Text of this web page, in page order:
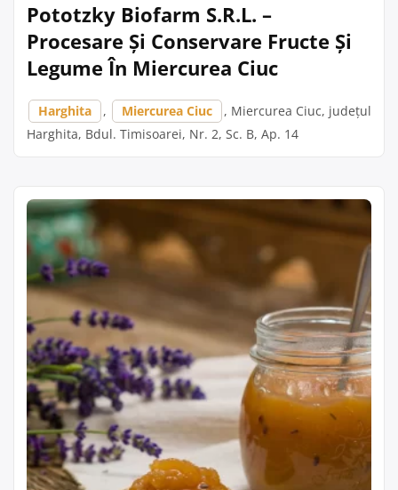
Pototzky Biofarm S.R.L. –
Procesare Și Conservare Fructe Și
Legume În Miercurea Ciuc
Harghita , Miercurea Ciuc
, Miercurea Ciuc, județul
Harghita, Bdul. Timisoarei, Nr. 2, Sc. B, Ap. 14